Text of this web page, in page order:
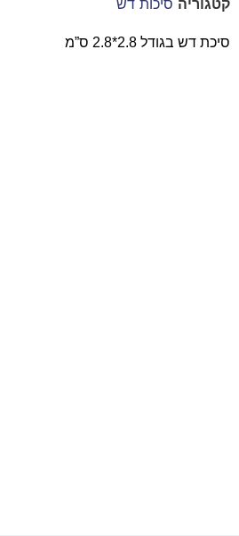
סיכת דש בגודל 2.8*2.8 ס”מ